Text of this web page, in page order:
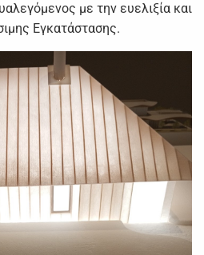
με την ευελιξία και
Εγκατάστασης.